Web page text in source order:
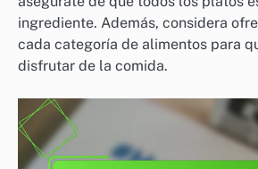
ingrediente. Además, considera
cada categoría de alimentos para
disfrutar de la comida.